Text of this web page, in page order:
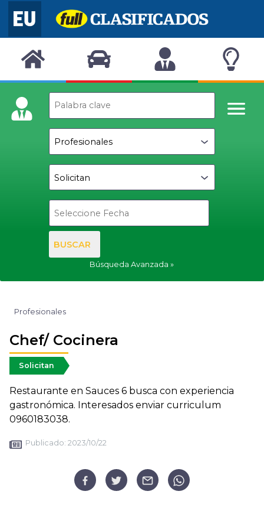
BUSCAR
Búsqueda Avanzada
Profesionales
Chef/ Cocinera
Solicitan
Restaurante en Sauces 6 busca con experiencia
gastronómica. Interesados enviar curriculum
0960183038.
Publicado: 2023/10/22